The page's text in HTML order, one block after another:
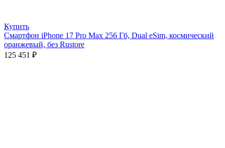
Купить
Смартфон iPhone 17 Pro Max 256 Гб, Dual eSim, космический
оранжевый, без Rustore
125 451 ₽